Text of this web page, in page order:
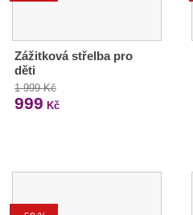
Zážitková střelba pro
děti
1 999 Kč
999 Kč